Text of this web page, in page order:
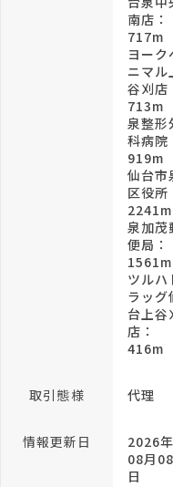
南店：
717m
ヨーク
ニマル
谷刈店
713m
泉整形
科病院
919m
仙台市
区役所
2241m
泉加茂
便局：
1561m
ツルハ
ラッグ
台上谷
店：
416m
取引態様 代理
情報更新日
2026年
08月08
日